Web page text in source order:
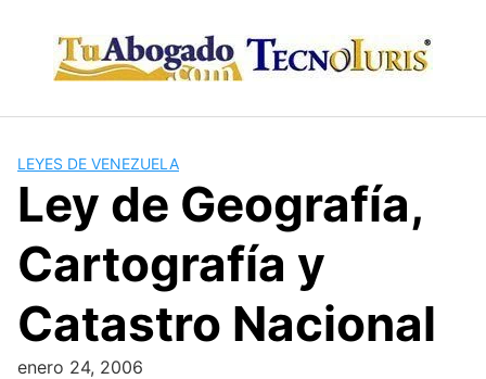
content
LEYES DE VENEZUELA
Ley de Geografía,
Cartografía y
Catastro Nacional
enero 24, 2006